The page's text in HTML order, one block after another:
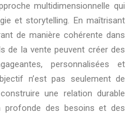
multidimensionnelle qui
et storytelling. En maîtrisant
de manière cohérente dans
de la vente peuvent créer des
personnalisées et
n’est pas seulement de
une relation durable
profonde des besoins et des